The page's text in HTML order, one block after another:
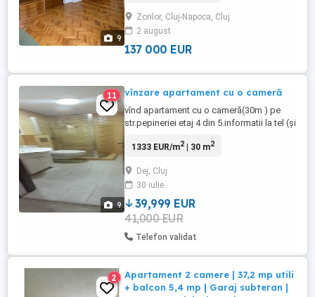
9
investitie, cat si pentru o persoana care
doreste o locuinta intr-una din cele mai
cautate zone ...
Zorilor, Cluj-Napoca, Cluj
2 august
137 000 EUR
9
11 vînzare apartament cu o cameră
vînd apartament cu o cameră(30m ) pe
str.pepineriei etaj 4 din 5.informatii la tel (și
1333 EUR/m2| 30 m2
Dej, Cluj
30 iulie
39,999 EUR
41,000 EUR
Telefon validat
2
Apartament 2 camere | 37,2 mp utili
+ balcon 5,4 mp | Garaj subteran |